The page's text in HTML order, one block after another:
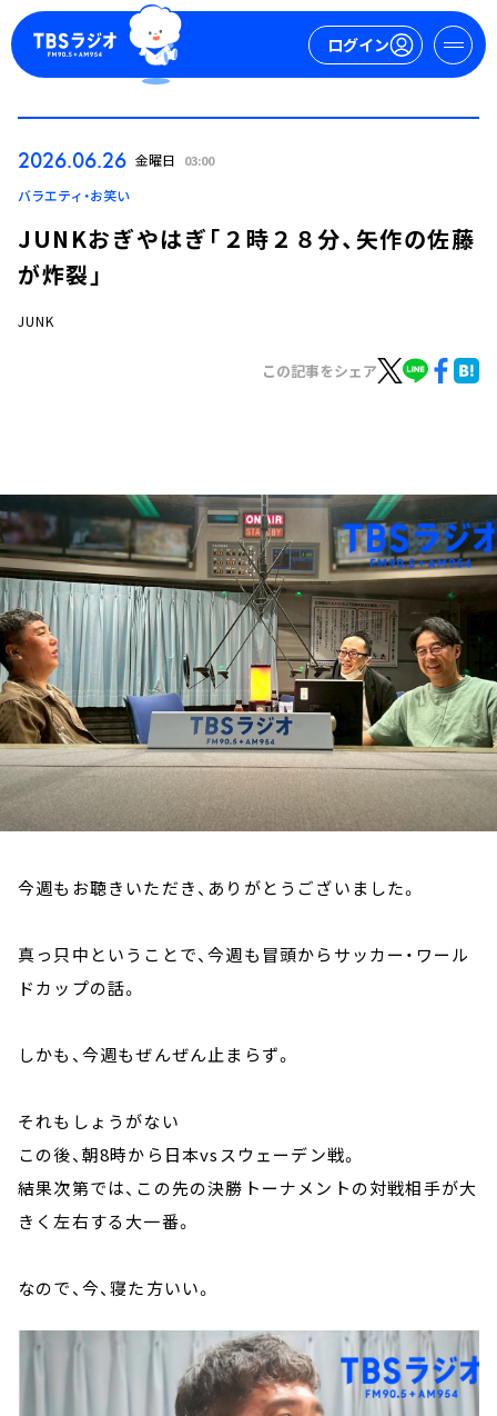
ログイン
ログイン
お知らせ
イベント・グッズ
YouTube
会社情報
2026.06.26 金曜日 03:00
バラエティ・お笑い
JUNKおぎやはぎ「２時２８分、矢作の佐藤
が炸裂」
JUNK
この記事をシェア
今週もお聴きいただき、ありがとうございました。
真っ只中ということで、今週も冒頭からサッカー・ワール
ドカップの話。
しかも、今週もぜんぜん止まらず。
それもしょうがない
この後、朝8時から日本vsスウェーデン戦。
結果次第では、この先の決勝トーナメントの対戦相手が大
きく左右する大一番。
なので、今、寝た方いい。